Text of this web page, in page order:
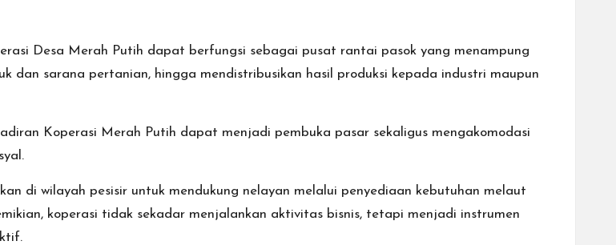
Desa Merah Putih dapat berfungsi sebagai pusat rantai pasok yang menampung
dan sarana pertanian, hingga mendistribusikan hasil produksi kepada industri maupun
Koperasi Merah Putih dapat menjadi pembuka pasar sekaligus mengakomodasi
di wilayah pesisir untuk mendukung nelayan melalui penyediaan kebutuhan melaut
koperasi tidak sekadar menjalankan aktivitas bisnis, tetapi menjadi instrumen